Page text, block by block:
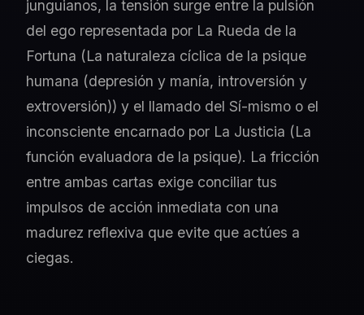
junguianos, la tensión surge entre la pulsión
del ego representada por La Rueda de la
Fortuna (La naturaleza cíclica de la psique
humana (depresión y manía, introversión y
extroversión)) y el llamado del Sí-mismo o el
inconsciente encarnado por La Justicia (La
función evaluadora de la psique). La fricción
entre ambas cartas exige conciliar tus
impulsos de acción inmediata con una
madurez reflexiva que evite que actúes a
ciegas.